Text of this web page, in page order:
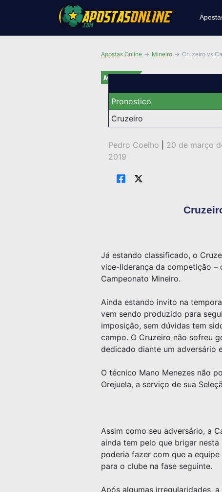
Apostas Online Mineiro Cruzeiro vs
Mineiro
Pronostico
Cruzeiro
Pedro Coelho
20 de março
2019
Já estando classificado, o
vice-liderança da competição –
Campeonato Mineiro.
Ainda estando invito na
vem sendo produzido para
imposição, sem dúvidas tem
campo. O Cruzeiro não sofreu
dedicado diante um adversário
O técnico Mano Menezes não
Orejuela, a serviço de sua
Assim como seu adversário, a
ainda tem pelo que brigar
poderia fazer com que a
para o clube na fase seguinte.
Após algumas irregularidades,